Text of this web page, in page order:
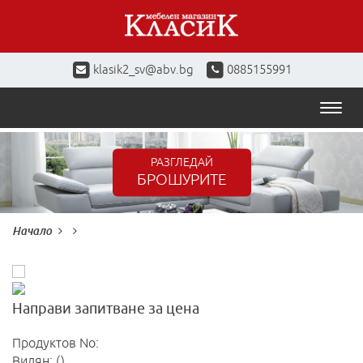
klasik2_sv@abv.bg 0885155991
РАЗГЛЕДАЙ
БРОШУРИТЕ
Начало
Направи запитване за цена
Продуктов No: